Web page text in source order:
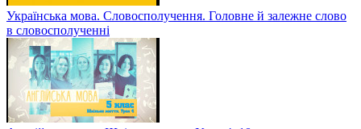
Українська мова. Словосполучення. Головне й залежне слово
в словосполученні